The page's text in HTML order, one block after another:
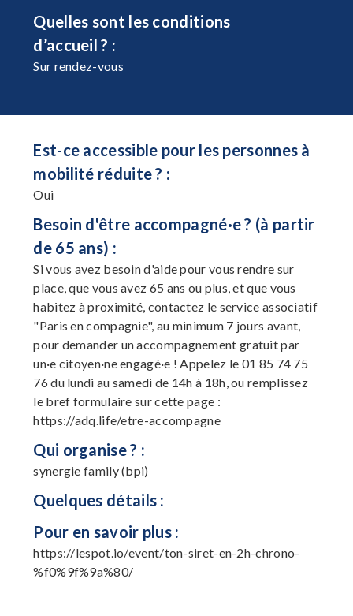
Quelles sont les conditions
d’accueil ? :
Sur rendez-vous
Est-ce accessible pour les personnes à
mobilité réduite ? :
Oui
Besoin d'être accompagné·e ? (à partir
de 65 ans) :
Si vous avez besoin d'aide pour vous rendre sur
place, que vous avez 65 ans ou plus, et que vous
habitez à proximité, contactez le service associatif
"Paris en compagnie", au minimum 7 jours avant,
pour demander un accompagnement gratuit par
un·e citoyen·ne engagé·e ! Appelez le 01 85 74 75
76 du lundi au samedi de 14h à 18h, ou remplissez
le bref formulaire sur cette page :
https://adq.life/etre-accompagne
Qui organise ? :
synergie family (bpi)
Quelques détails :
Pour en savoir plus :
https://lespot.io/event/ton-siret-en-2h-chrono-
%f0%9f%9a%80/